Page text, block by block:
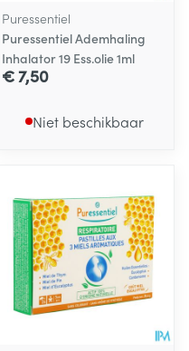
Puressentiel
Puressentiel Ademhaling
Inhalator 19 Ess.olie 1ml
€ 7,50
Niet beschikbaar